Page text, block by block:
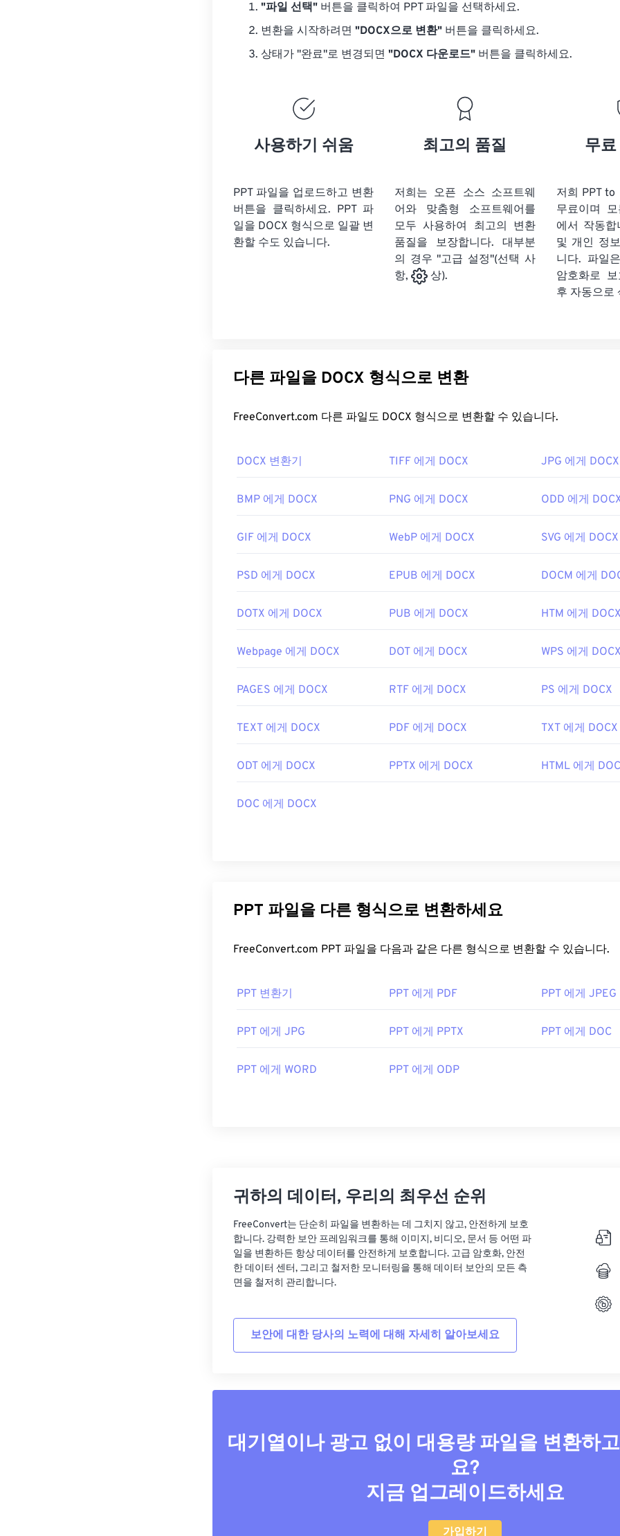
"파일 선택" 버튼을 클릭하여 PPT 파일을 선택하세요.
변환을 시작하려면 "DOCX으로 변환" 버튼을 클릭하세요.
상태가 "완료"로 변경되면 "DOCX 다운로드" 버튼을 클릭하세요.
사용하기 쉬움
PPT 파일을 업로드하고 변환
버튼을 클릭하세요. PPT 파
일을 DOCX 형식으로 일괄 변
환할 수도 있습니다.
최고의 품질
저희는 오픈 소스 소프트웨
어와 맞춤형 소프트웨어를
모두 사용하여 최고의 변환
품질을 보장합니다. 대부분
의 경우 "고급 설정"(선택 사
항,
상).
무
저희 PPT to
무료이며
에서 작동
및 개인 정
니다. 파일
암호화로
후 자동으로
다른 파일을 DOCX 형식으로 변환
FreeConvert.com 다른 파일도 DOCX 형식으로 변환할 수 있습니다.
DOCX 변환기 TIFF 에게 DOCX JPG 에게 DOCX
BMP 에게 DOCX PNG 에게 DOCX ODD 에게
GIF 에게 DOCX WebP 에게 DOCX SVG 에게 DOCX
PSD 에게 DOCX EPUB 에게 DOCX DOCM 에게
DOTX 에게 DOCX PUB 에게 DOCX HTM 에게
Webpage 에게 DOCX DOT 에게 DOCX WPS 에게
PAGES 에게 DOCX RTF 에게 DOCX PS 에게 DOCX
TEXT 에게 DOCX PDF 에게 DOCX TXT 에게 DOCX
ODT 에게 DOCX PPTX 에게 DOCX HTML 에게
DOC 에게 DOCX
PPT 파일을 다른 형식으로 변환하세요
FreeConvert.com PPT 파일을 다음과 같은 다른 형식으로 변환할 수 있습니다.
PPT 변환기 PPT 에게 PDF PPT 에게 JPEG
PPT 에게 JPG PPT 에게 PPTX PPT 에게 DOC
PPT 에게 WORD PPT 에게 ODP
귀하의 데이터, 우리의 최우선 순위
FreeConvert는 단순히 파일을 변환하는 데 그치지 않고, 안전하게 보호
합니다. 강력한 보안 프레임워크를 통해 이미지, 비디오, 문서 등 어떤 파
일을 변환하든 항상 데이터를 안전하게 보호합니다. 고급 암호화, 안전
한 데이터 센터, 그리고 철저한 모니터링을 통해 데이터 보안의 모든 측
면을 철저히 관리합니다.
보안에 대한 당사의 노력에 대해 자세히 알아보세요
대기열이나 광고 없이 대용량 파일을 변환하
요?
지금 업그레이드하세요
가입하기